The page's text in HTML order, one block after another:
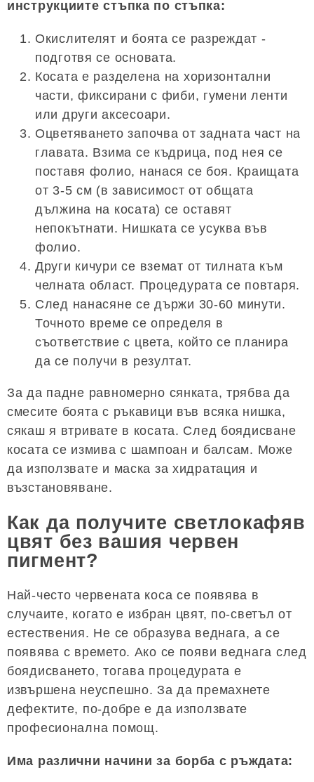
инструкциите стъпка по стъпка:
Окислителят и боята се разреждат -
подготвя се основата.
Косата е разделена на хоризонтални
части, фиксирани с фиби, гумени ленти
или други аксесоари.
Оцветяването започва от задната част на
главата. Взима се къдрица, под нея се
поставя фолио, нанася се боя. Краищата
от 3-5 см (в зависимост от общата
дължина на косата) се оставят
непокътнати. Нишката се усуква във
фолио.
Други кичури се вземат от тилната към
челната област. Процедурата се повтаря.
След нанасяне се държи 30-60 минути.
Точното време се определя в
съответствие с цвета, който се планира
да се получи в резултат.
За да падне равномерно сянката, трябва да
смесите боята с ръкавици във всяка нишка,
сякаш я втривате в косата. След боядисване
косата се измива с шампоан и балсам. Може
да използвате и маска за хидратация и
възстановяване.
Как да получите светлокафяв
цвят без вашия червен
пигмент?
Най-често червената коса се появява в
случаите, когато е избран цвят, по-светъл от
естествения. Не се образува веднага, а се
появява с времето. Ако се появи веднага след
боядисването, тогава процедурата е
извършена неуспешно. За да премахнете
дефектите, по-добре е да използвате
професионална помощ.
Има различни начини за борба с ръждата: